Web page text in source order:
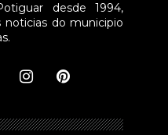
desde 1994,
noticias do municipio